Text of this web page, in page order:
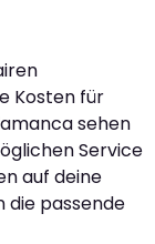
Kosten für
sehen
Service
auf deine
die passende